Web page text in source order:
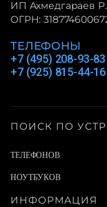
ИП Ахмедгараев
ОГРН:
ТЕЛЕФОНЫ
+7 (495) 208-93-83
+7 (925) 815-44-16
ПОИСК ПО
ТЕЛЕФОНОВ
НОУТБУКОВ
ИНФОРМАЦИЯ